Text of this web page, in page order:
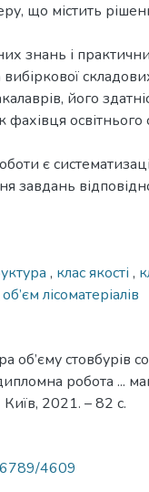
що містить
знань і
його
фахівця
є
завдань
, клас якості ,
об’єм лісоматеріалів
об’єму стовбурів
робота ...
Київ, 2021. – 82 с.
4609